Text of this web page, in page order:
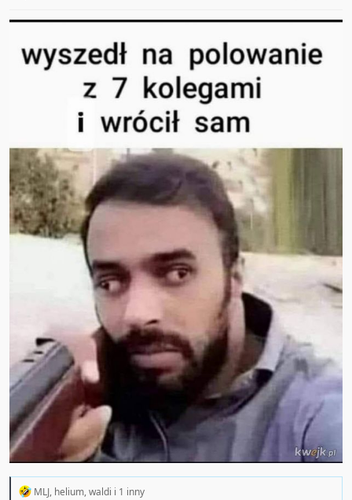
R
MLJ, helium,waldi i 1 inny